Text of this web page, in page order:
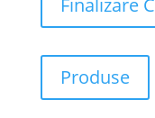
Finalizare
Produse